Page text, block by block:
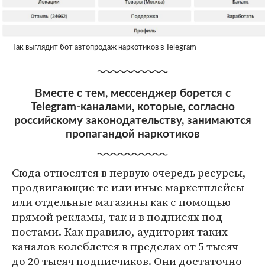
Так выглядит бот автопродаж наркотиков в Telegram
Вместе с тем, мессенджер борется с
Telegram-каналами, которые, согласно
российскому законодательству, занимаются
пропагандой наркотиков
Сюда относятся в первую очередь ресурсы,
продвигающие те или иные маркетплейсы
или отдельные магазины как с помощью
прямой рекламы, так и в подписях под
постами. Как правило, аудитория таких
каналов колеблется в пределах от 5 тысяч
до 20 тысяч подписчиков. Они достаточно